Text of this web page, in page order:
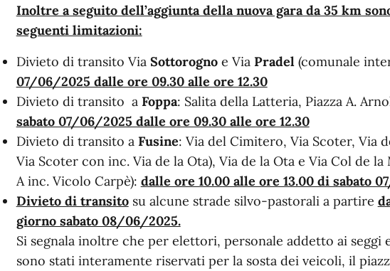
Inoltre a seguito dell’aggiunta della nuova gara da 35 km
seguenti limitazioni:
Divieto di transito Via Sottorognoe Via Pradel(comunale
07/06/2025 dalle ore 09.30 alle ore 12.30
Divieto di transito a Foppa: Salita della Latteria, Piazza A.
sabato 07/06/2025 dalle ore 09.30 alle ore 12.30
Divieto di transito a Fusine: Via del Cimitero, Via Scoter, Via
Via Scoter con inc. Via de la Ota), Via de la Ota e Via Col de la
A inc. Vicolo Carpè): dalle ore 10.00 alle ore 13.00 di sabato
Divieto di transitosu alcune strade silvo-pastorali a partire
giorno sabato 08/06/2025.
Si segnala inoltre che per elettori, personale addetto ai seggi
sono stati interamente riservati per la sosta dei veicoli, il